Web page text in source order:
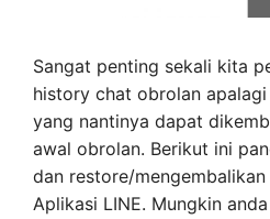
Sangat penting sekali kita
history chat obrolan
yang nantinya dapat
awal obrolan. Berikut ini
dan restore/
Aplikasi LINE. Mungkin